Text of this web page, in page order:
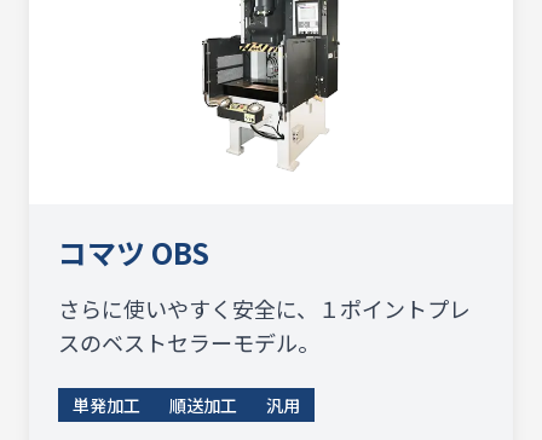
コマツ OBS
さらに使いやすく安全に、１ポイントプレ
スのベストセラーモデル。
単発加工 順送加工 汎用